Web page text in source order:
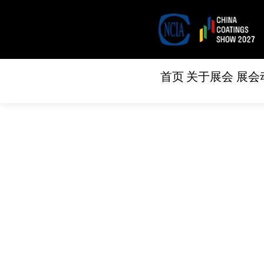
首页 关于展会 展会